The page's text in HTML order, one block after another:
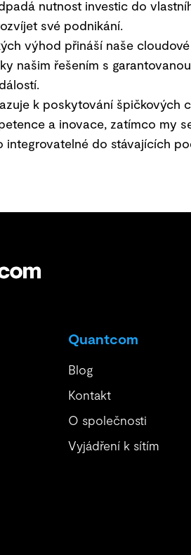
nutnost investic do
své podnikání.
výhod přináší naše
našim řešením s
k poskytování špičkových
a inovace, zatímco my
integrovatelné do stávajících
Quantcom
Blog
Kontakt
O společnosti
Vyjádření k sítím